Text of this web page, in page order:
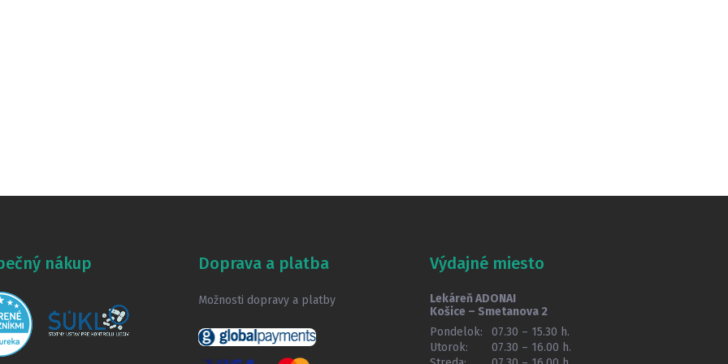
nákup Doprava a platba
Možnosti dopravy a platby
Výdajné miesto
Lekáreň ADONAI
Košice – Smetanova 2
Pondelok:
07.30 – 15.30 h.
Utorok:
07.30 – 16.00 h.